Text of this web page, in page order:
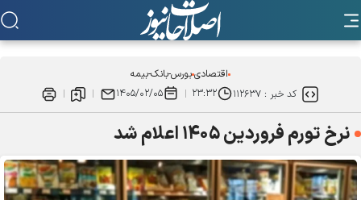
اقتصادیبورس-بانک-بیمه
کد خبر : ۱۱۲۶۳۷ ۲۳:۳۲ ۱۴۰۵/۰۲/۰۵
نرخ تورم فروردین ۱۴۰۵ اعلام شد